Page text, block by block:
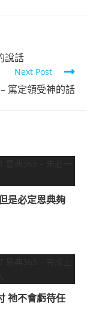
說話
Next Post
篤定領受神的話
是必定恩典夠
祂不會虧待任